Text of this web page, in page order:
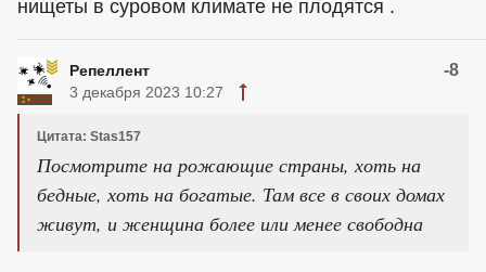
нищеты в суровом климате не плодятся .
Репеллент -8
3 декабря 2023 10:27
Цитата: Stas157
Посмотрите на рожающие страны, хоть на
бедные, хоть на богатые. Там все в своих домах
живут, и женщина более или менее свободна